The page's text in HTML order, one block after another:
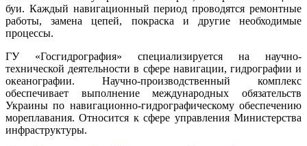
буи. Каждый навигационный период проводятся ремонтные
работы, замена цепей, покраска и другие необходимые
процессы.
ГУ «Госгидрография» специализируется на научно-
технической деятельности в сфере навигации, гидрографии и
океанографии. Научно-производственный комплекс
обеспечивает выполнение международных обязательств
Украины по навигационно-гидрографическому обеспечению
мореплавания. Относится к сфере управления Министерства
инфраструктуры.